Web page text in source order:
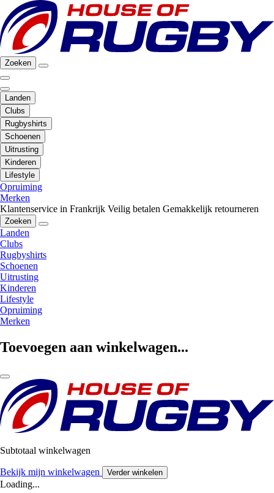
Zoeken
Landen
Clubs
Rugbyshirts
Schoenen
Uitrusting
Kinderen
Lifestyle
Opruiming
Merken
Klantenservice in Frankrijk Veilig betalen Gemakkelijk retourneren
Zoeken
Landen
Clubs
Rugbyshirts
Schoenen
Uitrusting
Kinderen
Lifestyle
Opruiming
Merken
Toevoegen aan winkelwagen...
Subtotaal winkelwagen
Bekijk mijn winkelwagen Verder winkelen
Loading...